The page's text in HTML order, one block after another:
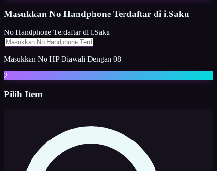
Masukkan No Handphone Terdaftar di i.Saku
No Handphone Terdaftar di i.Saku
Masukkan No HP Diawali Dengan 08
2
Pilih Item